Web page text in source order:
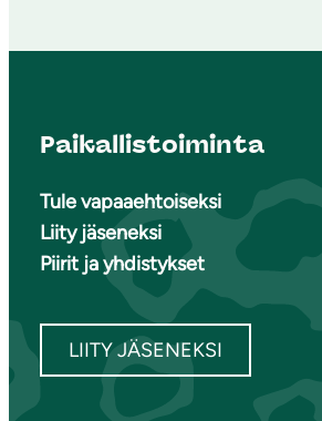
Paikallistoiminta
Tule vapaaehtoiseksi
Liity jäseneksi
Piirit ja yhdistykset
LIITY JÄSENEKSI